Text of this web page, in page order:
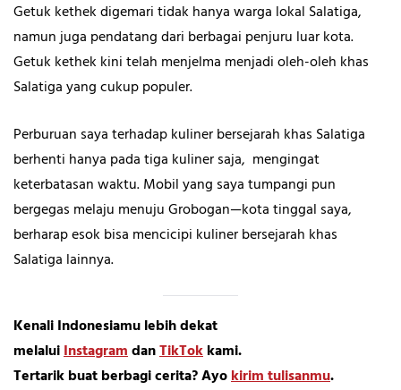
Getuk kethek digemari tidak hanya warga lokal Salatiga,
namun juga pendatang dari berbagai penjuru luar kota.
Getuk kethek kini telah menjelma menjadi oleh-oleh khas
Salatiga yang cukup populer.
Perburuan saya terhadap kuliner bersejarah khas Salatiga
berhenti hanya pada tiga kuliner saja, mengingat
keterbatasan waktu. Mobil yang saya tumpangi pun
bergegas melaju menuju Grobogan—kota tinggal saya,
berharap esok bisa mencicipi kuliner bersejarah khas
Salatiga lainnya.
Kenali Indonesiamu lebih dekat
melaluiInstagramdanTikTokkami.
Tertarik buat berbagi cerita? Ayokirim tulisanmu.